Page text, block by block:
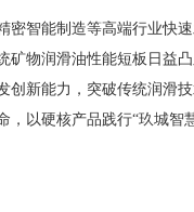
密智能制造等高端行业快
矿物润滑油性能短板日益
创新能力，突破传统润滑
，以硬核产品践行“玖城